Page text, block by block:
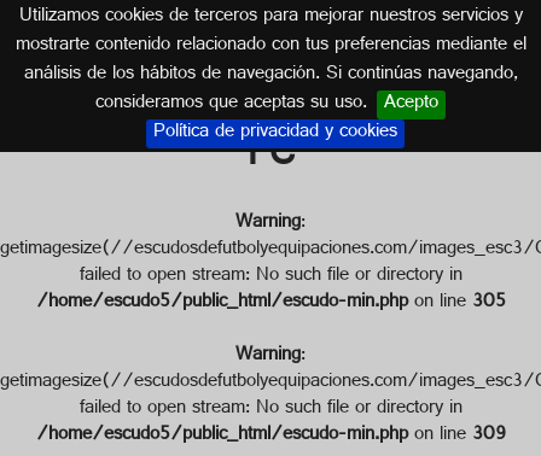
Utilizamos cookies de terceros para mejorar nuestros servicios y
mostrarte contenido relacionado con tus preferencias mediante el
análisis de los hábitos de navegación. Si continúas navegando,
consideramos que aceptas su uso. Acepto
Política de privacidad y cookies
Escudo de BULAWAYO CHIEFS
FC
ZIMBAWE
Warning:
getimagesize(//escudosdefutbolyequipaciones.com/
failed to open stream: No such file or directory in
/home/escudo5/public_html/escudo-min.phpon line305
Warning:
getimagesize(//escudosdefutbolyequipaciones.com/
failed to open stream: No such file or directory in
/home/escudo5/public_html/escudo-min.phpon line309